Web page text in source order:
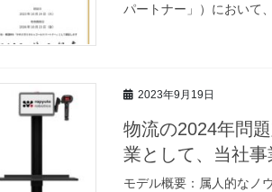
パートナー」）において
2023年9月19日
物流の2024年問
業として、当社事
モデル概要：属人的なノ